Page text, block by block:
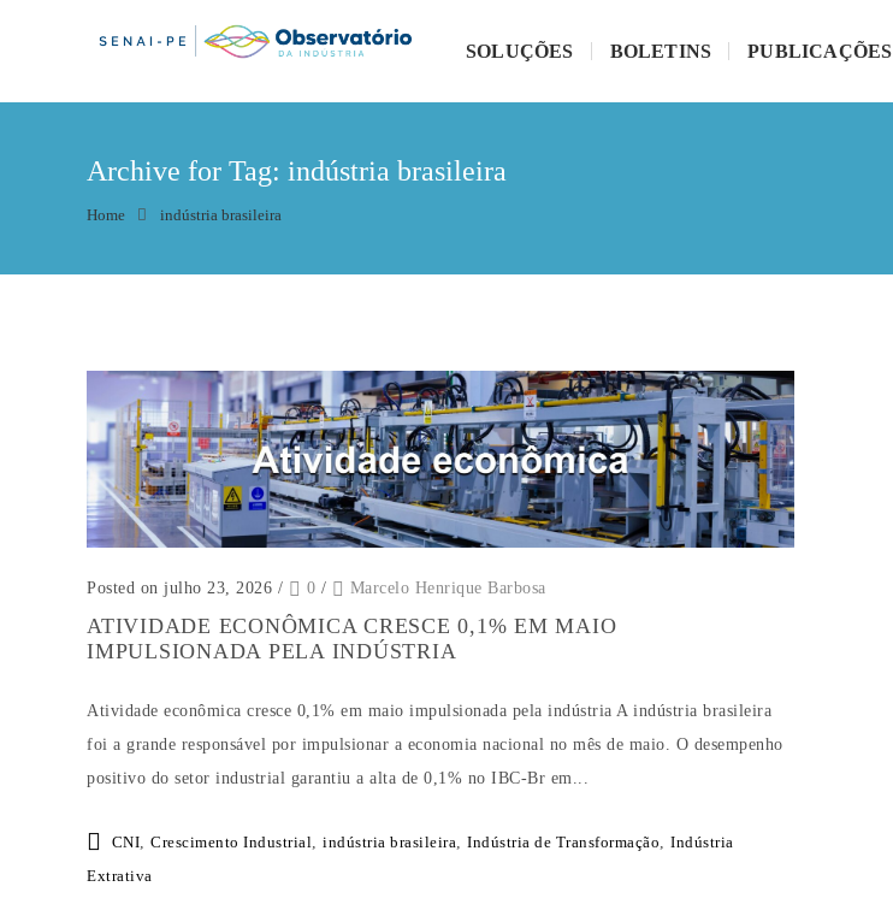
SOLUÇÕES BOLETINS PUBLICAÇÕES
Archive for Tag: indústria brasileira
Home indústria brasileira
Posted on julho 23, 2026 / 0 / Marcelo Henrique Barbosa
ATIVIDADE ECONÔMICA CRESCE 0,1% EM MAIO
IMPULSIONADA PELA INDÚSTRIA
Atividade econômica cresce 0,1% em maio impulsionada pela indústria A indústria brasileira
foi a grande responsável por impulsionar a economia nacional no mês de maio. O desempenho
positivo do setor industrial garantiu a alta de 0,1% no IBC-Br em...
CNI Crescimento Industrial indústria brasileira Indústria de Transformação
Indústria
Extrativa